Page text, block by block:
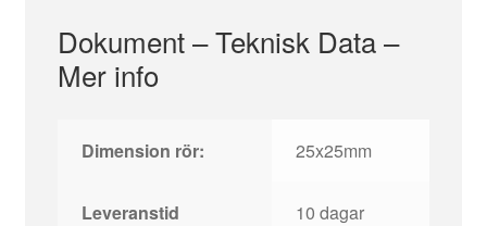
Dokument – Teknisk Data –
Mer info
Dimension rör: 25x25mm
Leveranstid 10 dagar